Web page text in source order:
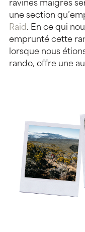
ravines maigres
une section
Raid. En ce qui
emprunté cette
lorsque nous
rando, offre une